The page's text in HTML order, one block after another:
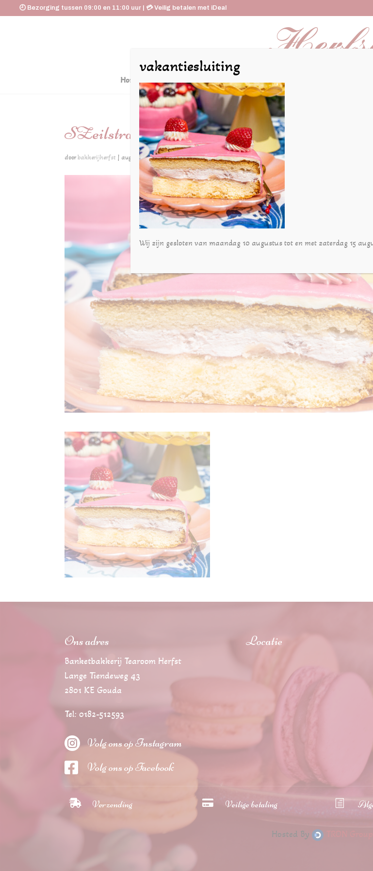
🕘 Bezorging tussen 09:00 en 11:00 uur | 💳 Veilig betalen met iDeal
Home De Huyskamer Online bestellen
SZeilstra-herfst13juni24-27
doorbakkerijherfst | aug 25, 2025
Ons adres
Banketbakkerij Tearoom Herfst
Lange Tiendeweg 43
2801 KE Gouda
Tel: 0182-512593
 Volg ons op Instagram
 Volg ons op Facebook
Locatie
 Verzending  Veilige betaling h
Hosted By
vakantiesluiting
Wij zijn gesloten van maandag 10 augustus tot en met zaterdag 15